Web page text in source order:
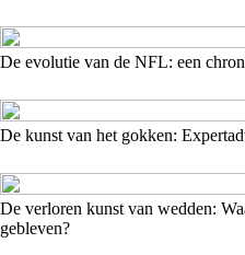
De evolutie van de NFL: een
De kunst van het gokken:
De verloren kunst van wedden:
gebleven?